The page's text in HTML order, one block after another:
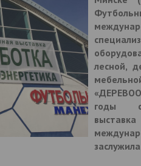
лесной,
годы